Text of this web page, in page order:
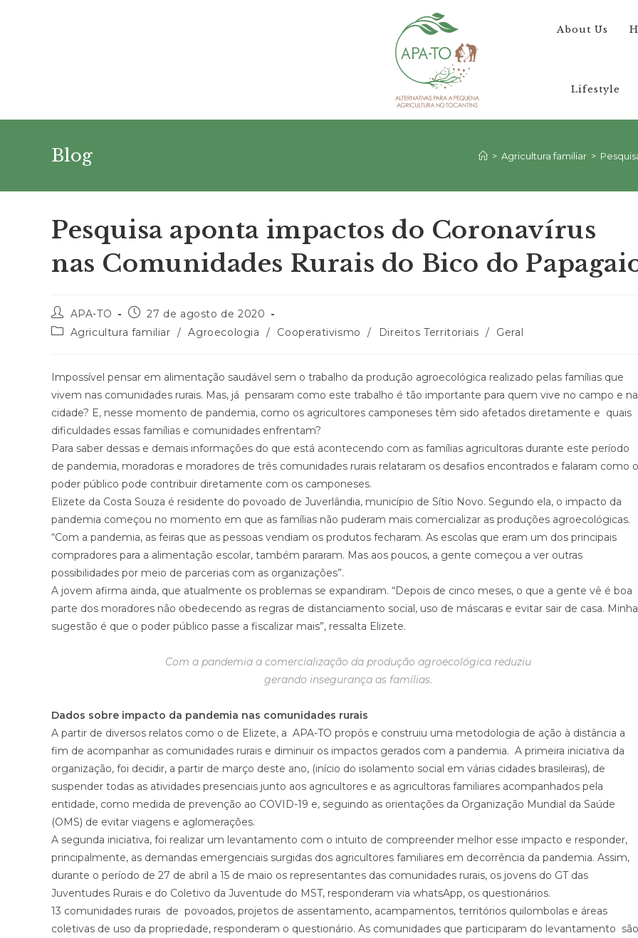
About Us
Lifestyle
Blog > Agricultura familiar >
Pesquisa aponta impactos do Coronavírus
nas Comunidades Rurais do Bico do
Autor
do
post:
APA-TO
Post
publicado:
27 de agosto de 2020
Categoria
Agricultura familiar / Agroecologia / Cooperativismo / Direitos Territoriais / Geral
Impossível pensar em alimentação saudável sem o trabalho da produção agroecológica realizado pelas famílias que
vivem nas comunidades rurais. Mas, já pensaram como este trabalho é tão importante para quem vive no campo e na
cidade? E, nesse momento de pandemia, como os agricultores camponeses têm sido afetados diretamente e quais
dificuldades essas famílias e comunidades enfrentam?
Para saber dessas e demais informações do que está acontecendo com as famílias agricultoras durante este período
de pandemia, moradoras e moradores de três comunidades rurais relataram os desafios encontrados e falaram como o
poder público pode contribuir diretamente com os camponeses.
Elizete da Costa Souza é residente do povoado de Juverlândia, município de Sítio Novo. Segundo ela, o impacto da
pandemia começou no momento em que as famílias não puderam mais comercializar as produções agroecológicas.
“Com a pandemia, as feiras que as pessoas vendiam os produtos fecharam. As escolas que eram um dos principais
compradores para a alimentação escolar, também pararam. Mas aos poucos, a gente começou a ver outras
possibilidades por meio de parcerias com as organizações”.
A jovem afirma ainda, que atualmente os problemas se expandiram. “Depois de cinco meses, o que a gente vê é boa
parte dos moradores não obedecendo as regras de distanciamento social, uso de máscaras e evitar sair de casa. Minha
sugestão é que o poder público passe a fiscalizar mais”, ressalta Elizete.
Com a pandemia a comercialização da produção agroecológica reduziu
gerando insegurança as famílias.
Dados sobre impacto da pandemia nas comunidades rurais
A partir de diversos relatos como o de Elizete, a APA-TO propôs e construiu uma metodologia de ação à distância a
fim de acompanhar as comunidades rurais e diminuir os impactos gerados com a pandemia. A primeira iniciativa da
organização, foi decidir, a partir de março deste ano, (início do isolamento social em várias cidades brasileiras), de
suspender todas as atividades presenciais junto aos agricultores e as agricultoras familiares acompanhados pela
entidade, como medida de prevenção ao COVID-19 e, seguindo as orientações da Organização Mundial da Saúde
(OMS) de evitar viagens e aglomerações.
A segunda iniciativa, foi realizar um levantamento com o intuito de compreender melhor esse impacto e responder,
principalmente, as demandas emergenciais surgidas dos agricultores familiares em decorrência da pandemia. Assim,
durante o período de 27 de abril a 15 de maio os representantes das comunidades rurais, os jovens do GT das
Juventudes Rurais e do Coletivo da Juventude do MST, responderam via whatsApp, os questionários.
13 comunidades rurais de povoados, projetos de assentamento, acampamentos, territórios quilombolas e áreas
coletivas de uso da propriedade, responderam o questionário. As comunidades que participaram do levantamento são